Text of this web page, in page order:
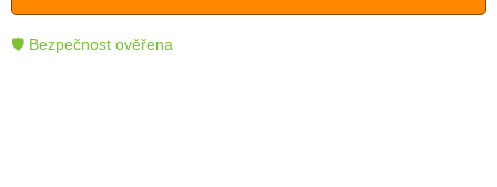
🛡 Bezpečnost ověřena